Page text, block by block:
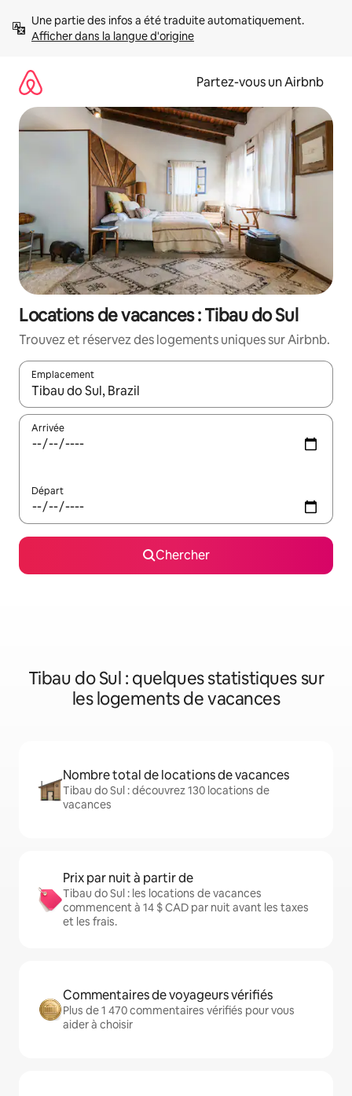
directement
Afficher dans la langue d'origine
Partez-vous un Airbnb
Locations de vacances : Tibau do Sul
Trouvez et réservez des logements uniques sur Airbnb.
Emplacement
Quand les résultats sont affichés, parcourez-les en utilisant
Arrivée
Départ
Chercher
Tibau do Sul : quelques statistiques sur
les logements de vacances
Nombre total de locations de vacances
Tibau do Sul : découvrez 130 locations de
vacances
Prix par nuit à partir de
Tibau do Sul : les locations de vacances
commencent à 14 $ CAD par nuit avant les taxes
et les frais.
Commentaires de voyageurs vérifiés
Plus de 1 470 commentaires vérifiés pour vous
aider à choisir